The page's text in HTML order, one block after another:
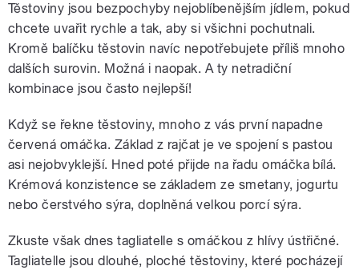
Těstoviny jsou bezpochyby nejoblíbenějším jídlem, pokud
chcete uvařit rychle a tak, aby si všichni pochutnali.
Kromě balíčku těstovin navíc nepotřebujete příliš mnoho
dalších surovin. Možná i naopak. A ty netradiční
kombinace jsou často nejlepší!
Když se řekne těstoviny, mnoho z vás první napadne
červená omáčka. Základ z rajčat je ve spojení s pastou
asi nejobvyklejší. Hned poté přijde na řadu omáčka bílá.
Krémová konzistence se základem ze smetany, jogurtu
nebo čerstvého sýra, doplněná velkou porcí sýra.
Zkuste však dnes tagliatelle s omáčkou z hlívy ústřičné.
Tagliatelle jsou dlouhé, ploché těstoviny, které pocházejí